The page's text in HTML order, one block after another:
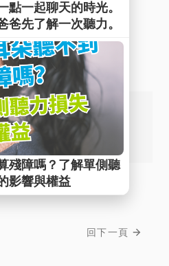
回饋音的產生。
損壞。
略,一看就懂助聽器補
回下一頁